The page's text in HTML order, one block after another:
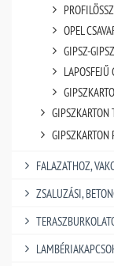
OPEL
GIPSZ-
LAPOSFEJŰ
GIPSZKARTON
GIPSZKARTON
FALAZATHOZ,
ZSALUZÁSI,